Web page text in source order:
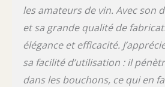
les amateurs de vin. Avec son
et sa grande qualité de
élégance et efficacité.
sa facilité d’utilisation : il
dans les bouchons, ce qui en